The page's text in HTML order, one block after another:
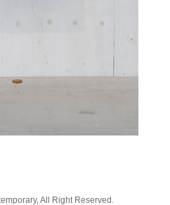
All Right Reserved.